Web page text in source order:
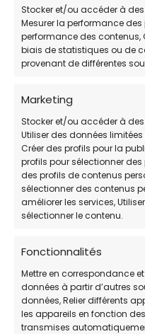
Stocker et/ou accéder à
Mesurer la performance des
performance des contenus,
biais de statistiques ou de
provenant de différentes
Marketing
Stocker et/ou accéder à
Utiliser des données
Créer des profils pour la
profils pour sélectionner
des profils de contenus
sélectionner des contenus
améliorer les services,
sélectionner le contenu.
Fonctionnalités
Mettre en correspondance
données à partir d’autres
données, Relier différents
les appareils en fonction
transmises
maltraités ou
assistance en vue
Pour toute
pour signaler une
de contacter
Montpellier
rôle essentiel dans
l'adoption
public à la cause
4. Fourrière